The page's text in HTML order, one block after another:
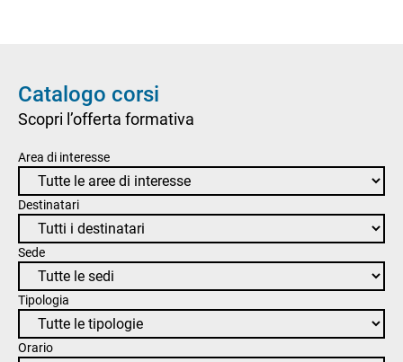
Catalogo corsi
Scopri l’offerta formativa
Area di interesse
Destinatari
Sede
Tipologia
Orario